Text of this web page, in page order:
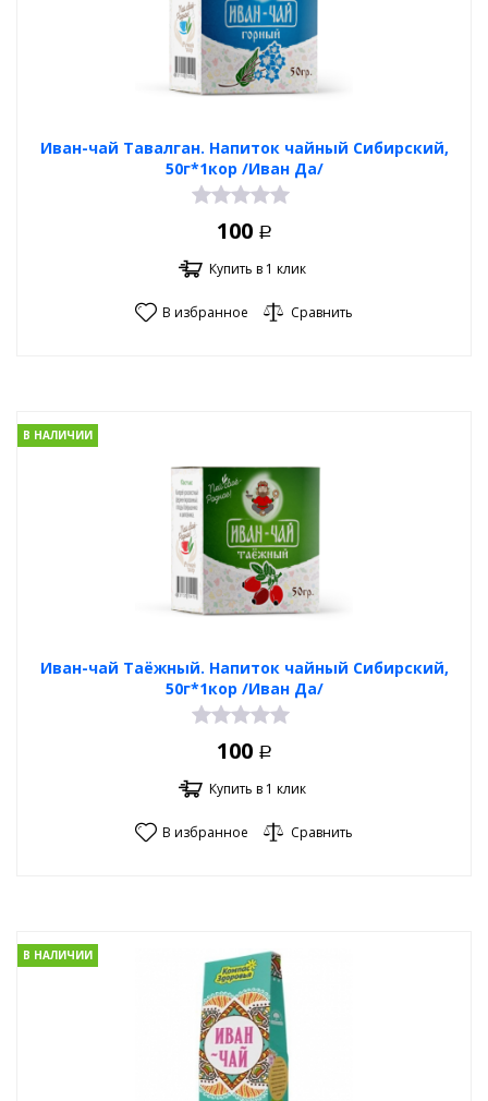
Иван-чай Тавалган. Напиток чайный Сибирский,
50г*1кор /Иван Да/
100 Р
Купить в 1 клик
В избранное Сравнить
Иван-чай Таёжный. Напиток чайный Сибирский,
50г*1кор /Иван Да/
В НАЛИЧИИ
100 Р
Купить в 1 клик
В избранное Сравнить
В НАЛИЧИИ